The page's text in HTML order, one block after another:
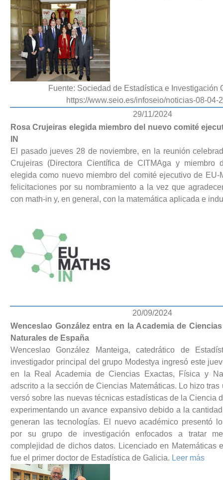
Fuente: Sociedad de Estadística e Investigación
https://www.seio.es/infoseio/noticias-08-04-
29/11/2024
Rosa Crujeiras elegida miembro del nuevo comité
IN
El pasado jueves 28 de noviembre, en la reunión
Crujeiras (Directora Científica de CITMAga y miembro
elegida como nuevo miembro del comité ejecutivo de EU-
felicitaciones por su nombramiento a la vez que
con math-in y, en general, con la matemática aplicada e
20/09/2024
Wenceslao González entra en la Academia de
Naturales de España
Wenceslao González Manteiga, catedrático de
investigador principal del grupo Modestya ingresó este
en la Real Academia de Ciencias Exactas, Física y
adscrito a la sección de Ciencias Matemáticas. Lo hizo tras
versó sobre las nuevas técnicas estadísticas de la Ciencia
experimentando un avance expansivo debido a la
generan las tecnologías. El nuevo académico presentó
por su grupo de investigación enfocados a tratar
complejidad de dichos datos. Licenciado en Matemáticas
fue el primer doctor de Estadística de Galicia. Leer más